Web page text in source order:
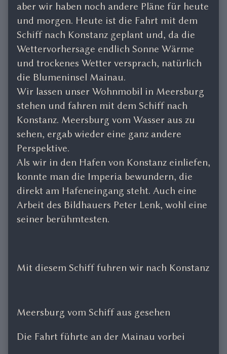
aber wir haben noch andere Pläne für heute
und morgen. Heute ist die Fahrt mit dem
Schiff nach Konstanz geplant und, da die
Wettervorhersage endlich Sonne Wärme
und trockenes Wetter versprach, natürlich
die Blumeninsel Mainau.
Wir lassen unser Wohnmobil in Meersburg
stehen und fahren mit dem Schiff nach
Konstanz. Meersburg vom Wasser aus zu
sehen, ergab wieder eine ganz andere
Perspektive.
Als wir in den Hafen von Konstanz einliefen,
konnte man die Imperia bewundern, die
direkt am Hafeneingang steht. Auch eine
Arbeit des Bildhauers Peter Lenk, wohl eine
seiner berühmtesten.
Mit diesem Schiff fuhren wir nach Konstanz
Meersburg vom Schiff aus gesehen
Die Fahrt führte an der Mainau vorbei